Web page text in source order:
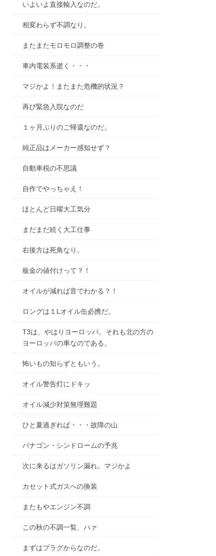
いよいよ直接輸入なのだ。
相変わらず不調なり。
またまたモロモロ調整の巻
車内電装系逝く・・・
マジかよ！またまた危機的状況？
再び緊急入院なのだ
１ヶ月ぶりのご帰還なのだ。
純正品はメーカー感知せず？
自動車税の不思議
自作でやっちゃえ！
ほとんど日曜大工気分
まだまだ続く大工仕事
右後方は死角なり。
板金の値付けって？！
オイルが減れば音でわかる？！
ロングは１Lオイル缶必携だ。
T3は、やはりヨーロッパ、それも北の方の
ヨーロッパの車なのである。
怖いもの知らずともいう。
オイル警告灯にドキッ
オイル減少対策無理難題
ひと夏過ぎれば・・・故障の山
バナゴン・シンドロームの予兆
次に来るはガソリン漏れ。マジかよ
カセット式ガスへの換装
またもやエンジン不調
この秋の不調一覧、ハァ
まずはプラグからなのだ。